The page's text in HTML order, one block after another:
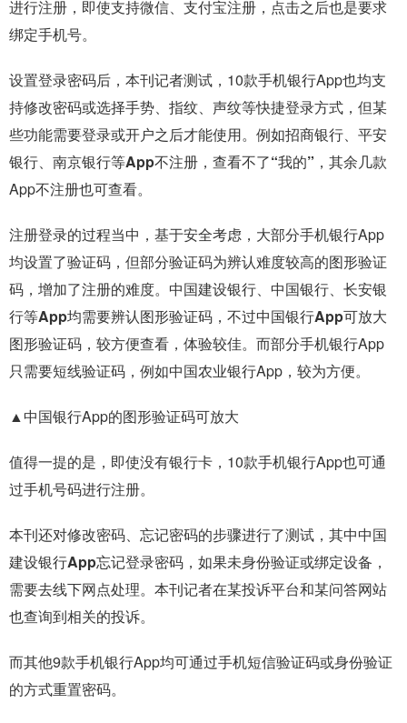
进行注册，即使支持微信、支付宝注册，点击之后也是要求
绑定手机号。
设置登录密码后，本刊记者测试，10款手机银行App也均支
持修改密码或选择手势、指纹、声纹等快捷登录方式，但某
些功能需要登录或开户之后才能使用。例如招商银行、平安
银行、南京银行等App不注册，查看不了“我的” ，其余几款
App不注册也可查看。
注册登录的过程当中，基于安全考虑，大部分手机银行App
均设置了验证码，但部分验证码为辨认难度较高的图形验证
码，增加了注册的难度。 中国建设银行、中国银行、长安银
行等App均需要辨认图形验证码，不过中国银行App可放大
图形验证码，较方便查看，体验较佳。而部分手机银行App
只需要短线验证码，例如中国农业银行App，较为方便。
▲中国银行App的图形验证码可放大
值得一提的是，即使没有银行卡，10款手机银行App也可通
过手机号码进行注册。
本刊还对修改密码、忘记密码的步骤进行了测试， 其中中国
建设银行App忘记登录密码，如果未身份验证或绑定设备，
需要去线下网点处理。 本刊记者在某投诉平台和某问答网站
也查询到相关的投诉。
而其他9款手机银行App均可通过手机短信验证码或身份验证
的方式重置密码。